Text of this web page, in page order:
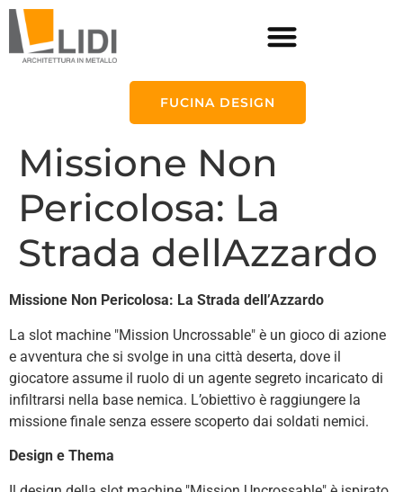
FUCINA DESIGN
Missione Non
Pericolosa: La
Strada dellAzzardo
Missione Non Pericolosa: La Strada dell’Azzardo
La slot machine "Mission Uncrossable" è un gioco di azione
e avventura che si svolge in una città deserta, dove il
giocatore assume il ruolo di un agente segreto incaricato di
infiltrarsi nella base nemica. L’obiettivo è raggiungere la
missione finale senza essere scoperto dai soldati nemici.
Design e Thema